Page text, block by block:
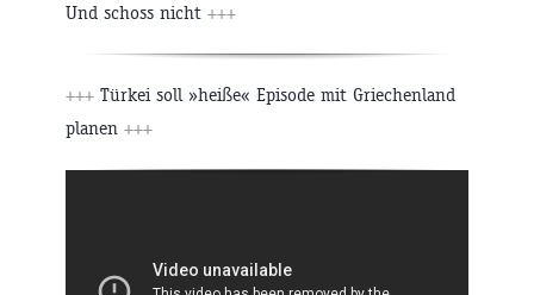
Und schoss nicht +++
+++ Türkei soll »heiße« Episode mit Griechenland
planen +++